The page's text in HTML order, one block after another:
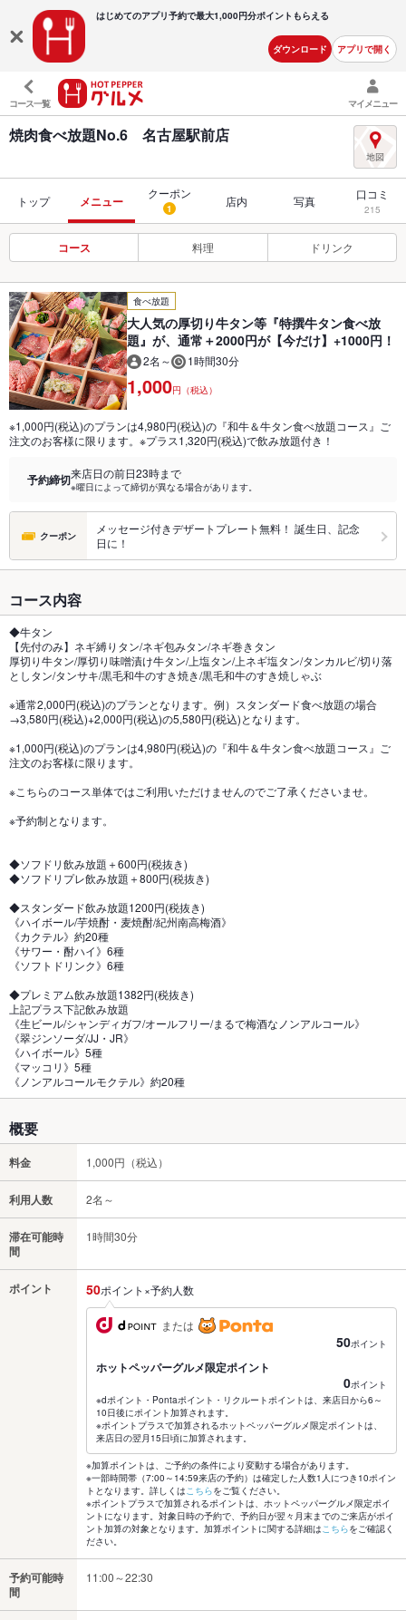
はじめてのアプリ予約で最大1,000円分ポイントもらえる
ダウンロード アプリで開く
コース一覧 マイメニュー
焼肉食べ放題No.6 名古屋駅前店
トップ メニュー
クーポン
1 店内 写真 口コミ
215
コース 料理 ドリンク
食べ放題
大人気の厚切り牛タン等『特撰牛タン食べ放
題』が、通常＋2000円が【今だけ】+1000円！
2名～ 1時間30分
1,000円（税込）
※1,000円(税込)のプランは4,980円(税込)の『和牛＆牛タン食べ放題コース』ご
注文のお客様に限ります。※プラス1,320円(税込)で飲み放題付き！
予約締切来店日の前日23時まで
※曜日によって締切が異なる場合があります。
クーポン
メッセージ付きデザートプレート無料！ 誕生日、記念
日に！
コース内容
◆牛タン
【先付のみ】ネギ縛りタン/ネギ包みタン/ネギ巻きタン
厚切り牛タン/厚切り味噌漬け牛タン/上塩タン/上ネギ塩タン/タンカルビ/切り落
としタン/タンサキ/黒毛和牛のすき焼き/黒毛和牛のすき焼しゃぶ
※通常2,000円(税込)のプランとなります。例）スタンダード食べ放題の場合
→3,580円(税込)+2,000円(税込)の5,580円(税込)となります。
※1,000円(税込)のプランは4,980円(税込)の『和牛＆牛タン食べ放題コース』ご
注文のお客様に限ります。
※こちらのコース単体ではご利用いただけませんのでご了承くださいませ。
※予約制となります。
◆ソフドリ飲み放題＋600円(税抜き)
◆ソフドリプレ飲み放題＋800円(税抜き)
◆スタンダード飲み放題1200円(税抜き)
《ハイボール/芋焼酎・麦焼酎/紀州南高梅酒》
《カクテル》約20種
《サワー・酎ハイ》6種
《ソフトドリンク》6種
◆プレミアム飲み放題1382円(税抜き)
上記プラス下記飲み放題
《生ビール/シャンディガフ/オールフリー/まるで梅酒なノンアルコール》
《翠ジンソーダ/JJ・JR》
《ハイボール》5種
《マッコリ》5種
《ノンアルコールモクテル》約20種
概要
料金 1,000円（税込）
利用人数 2名～
滞在可能時
間
1時間30分
ポイント 50ポイント×予約人数
または
50ポイント
ホットペッパーグルメ限定ポイント
0ポイント
※dポイント・Pontaポイント・リクルートポイントは、来店日から6～
10日後にポイント加算されます。
※ポイントプラスで加算されるホットペッパーグルメ限定ポイントは、
来店日の翌月15日頃に加算されます。
※加算ポイントは、ご予約の条件により変動する場合があります。
※一部時間帯（7:00～14:59来店の予約）は確定した人数1人につき10ポイン
トとなります。詳しくはこちらをご覧ください。
※ポイントプラスで加算されるポイントは、ホットペッパーグルメ限定ポイ
ントになります。対象日時の予約で、予約日が翌々月末までのご来店がポイ
ント加算の対象となります。加算ポイントに関する詳細はこちらをご確認く
ださい。
予約可能時
間
11:00～22:30